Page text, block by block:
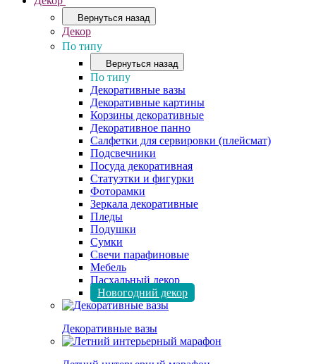
Вернуться назад
Декор
По типу
Вернуться назад
По типу
Декоративные вазы
Декоративные картины
Корзины декоративные
Декоративное панно
Салфетки для сервировки (плейсмат)
Подсвечники
Посуда декоративная
Статуэтки и фигурки
Фоторамки
Зеркала декоративные
Пледы
Подушки
Сумки
Свечи парафиновые
Мебель
Пасхальный декор
Новогодний декор
Декоративные вазы